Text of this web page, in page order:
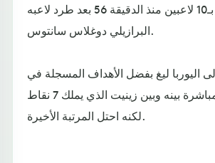
ولعب زينيت بـ10 لاعبين منذ الدقيقة 56 بعد طرد لاعبه
البرازيلي دوغلاس سانتوس.
اليوربا ليغ بفضل الأهداف المسجلة في
المواجهات المباشرة بينه وبين زينيت الذي يملك 7 نقاط
لكنه احتل المرتبة الأخيرة.